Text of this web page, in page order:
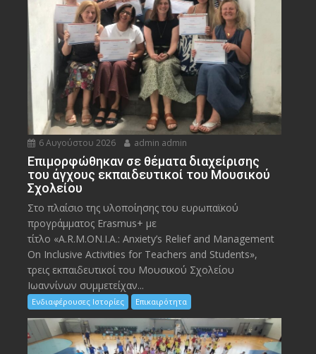
6 Αυγούστου 2026 admin admin
Eπιμορφώθηκαν σε θέματα διαχείρισης
του άγχους εκπαιδευτικοί του Μουσικού
Σχολείου
Στο πλαίσιο της υλοποίησης του ευρωπαϊκού
προγράμματος Erasmus+ με
τίτλο «A.R.M.ON.I.A.: Anxiety’s Relief and Management
On Inclusive Activities for Teachers and Students»,
τρεις εκπαιδευτικοί του Μουσικού Σχολείου
Ιωαννίνων συμμετείχαν...
Ενδιαφέρουσες Ιστορίες Επικαιρότητα